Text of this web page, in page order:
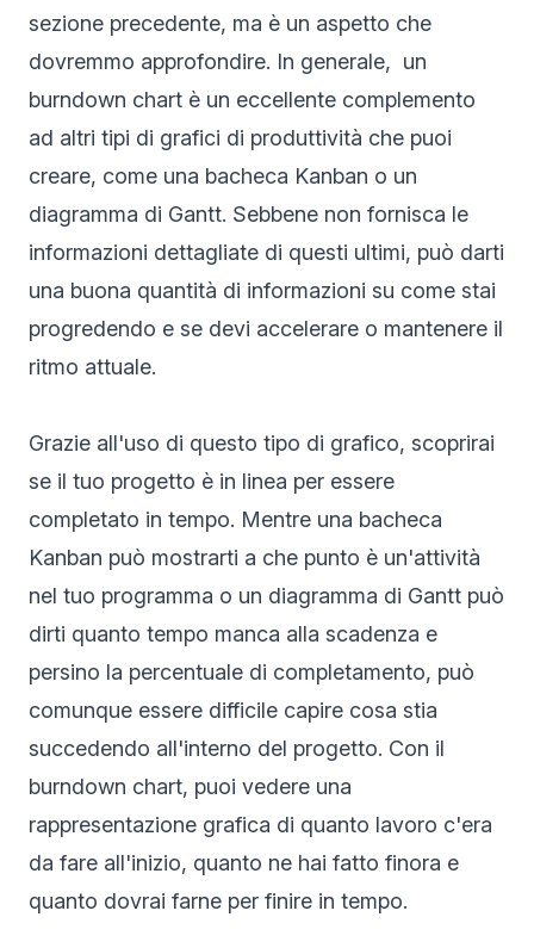
sezione precedente, ma è un aspetto che
dovremmo approfondire. In generale, un
burndown chart è un eccellente complemento
ad altri tipi di grafici di produttività che puoi
creare, come una bacheca Kanban o un
diagramma di Gantt. Sebbene non fornisca le
informazioni dettagliate di questi ultimi, può darti
una buona quantità di informazioni su come stai
progredendo e se devi accelerare o mantenere il
ritmo attuale.
Grazie all'uso di questo tipo di grafico, scoprirai
se il tuo progetto è in linea per essere
completato in tempo. Mentre una bacheca
Kanban può mostrarti a che punto è un'attività
nel tuo programma o un diagramma di Gantt può
dirti quanto tempo manca alla scadenza e
persino la percentuale di completamento, può
comunque essere difficile capire cosa stia
succedendo all'interno del progetto. Con il
burndown chart, puoi vedere una
rappresentazione grafica di quanto lavoro c'era
da fare all'inizio, quanto ne hai fatto finora e
quanto dovrai farne per finire in tempo.